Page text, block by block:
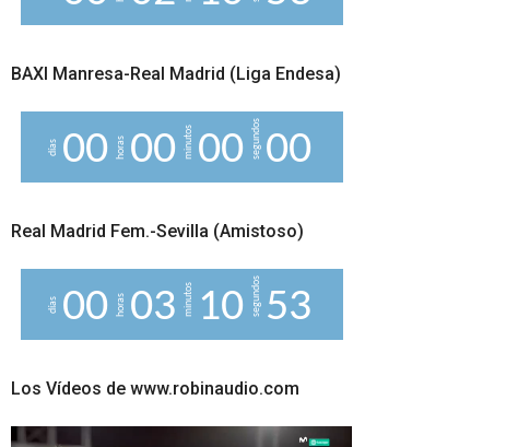
BAXI Manresa-Real Madrid (Liga Endesa)
días 00 horas 00 minutos 00segundos00
Real Madrid Fem.-Sevilla (Amistoso)
días 00 horas 03 minutos 10segundos52
3
Los Vídeos de www.robinaudio.com